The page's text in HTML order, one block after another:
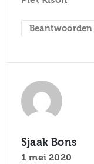
Beantwoorden
Sjaak Bons
1 mei 2020